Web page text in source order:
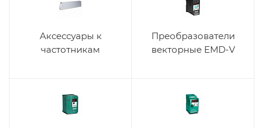
Аксессуары к
частотникам
Преобразователи
векторные EMD-V